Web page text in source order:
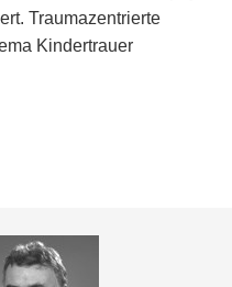
Traumazentrierte
Kindertrauer